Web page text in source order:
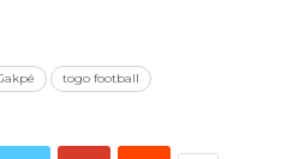
togo football